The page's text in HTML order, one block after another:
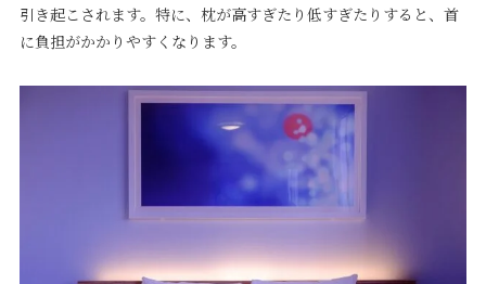
引き起こされます。特に、枕が高すぎたり低すぎたりすると、首
に負担がかかりやすくなります。